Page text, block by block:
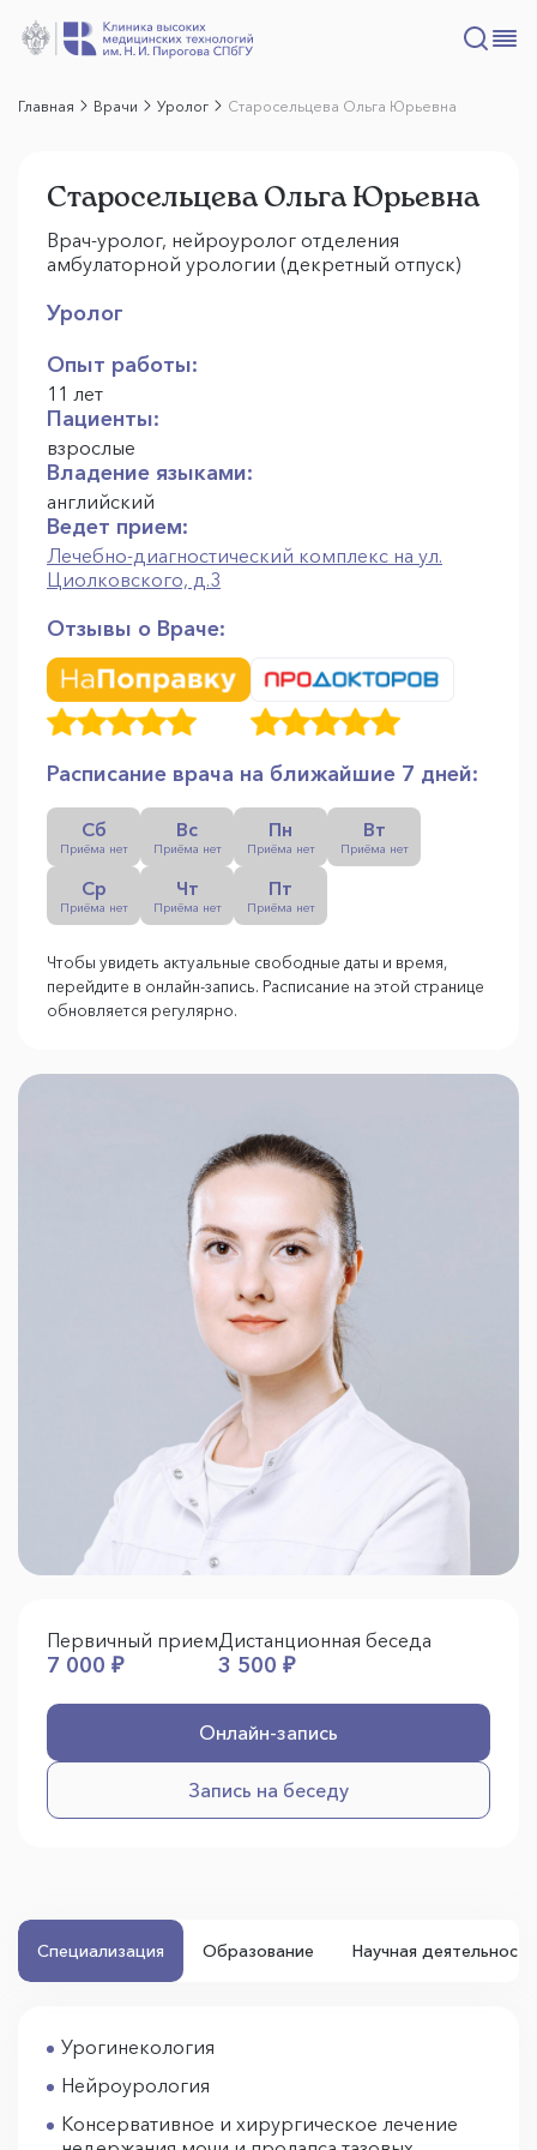
Главная Врачи Уролог Старосельцева Ольга Юрьевна
Старосельцева Ольга Юрьевна
Врач-уролог, нейроуролог отделения
амбулаторной урологии (декретный отпуск)
Уролог
Опыт работы:
11 лет
Пациенты:
взрослые
Владение языками:
английский
Ведет прием:
Лечебно-диагностический комплекс на ул.
Циолковского, д.3
Отзывы о Враче:
Расписание врача на ближайшие 7 дней:
Сб
Приёма нет
Вс
Приёма нет
Пн
Приёма нет
Вт
Приёма нет
Ср
Приёма нет
Чт
Приёма нет
Пт
Приёма нет
Чтобы увидеть актуальные свободные даты и время,
перейдите в онлайн-запись. Расписание на этой странице
обновляется регулярно.
Первичный прием
7 000 ₽
Дистанционная беседа
3 500 ₽
Онлайн-запись
Запись на беседу
Специализация Образование Научная деятельность
Урогинекология
Нейроурология
Консервативное и хирургическое лечение